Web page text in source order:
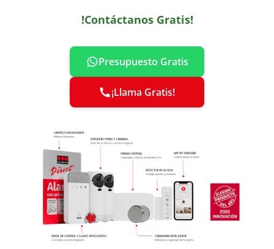
!Contáctanos Gratis!
Presupuesto Gratis
¡Llama Gratis!